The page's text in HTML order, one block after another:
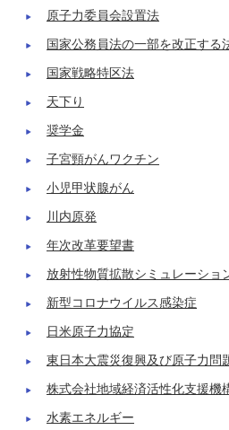
原子力委員会設置法
国家公務員法の一部を改正する
国家戦略特区法
天下り
奨学金
子宮頸がんワクチン
小児甲状腺がん
川内原発
年次改革要望書
放射性物質拡散シミュレーショ
新型コロナウイルス感染症
日米原子力協定
東日本大震災復興及び原子力問
株式会社地域経済活性化支援機
水素エネルギー